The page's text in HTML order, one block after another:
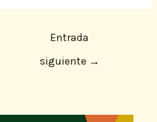
Entrada
siguiente →